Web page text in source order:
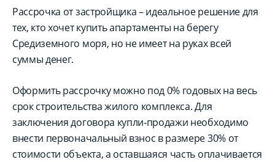
Рассрочка от застройщика – идеальное решение для
тех, кто хочет купить апартаменты на берегу
Средиземного моря, но не имеет на руках всей
суммы денег.
Оформить рассрочку можно под 0% годовых на весь
срок строительства жилого комплекса. Для
заключения договора купли-продажи необходимо
внести первоначальный взнос в размере 30% от
стоимости объекта, а оставшаяся часть оплачивается